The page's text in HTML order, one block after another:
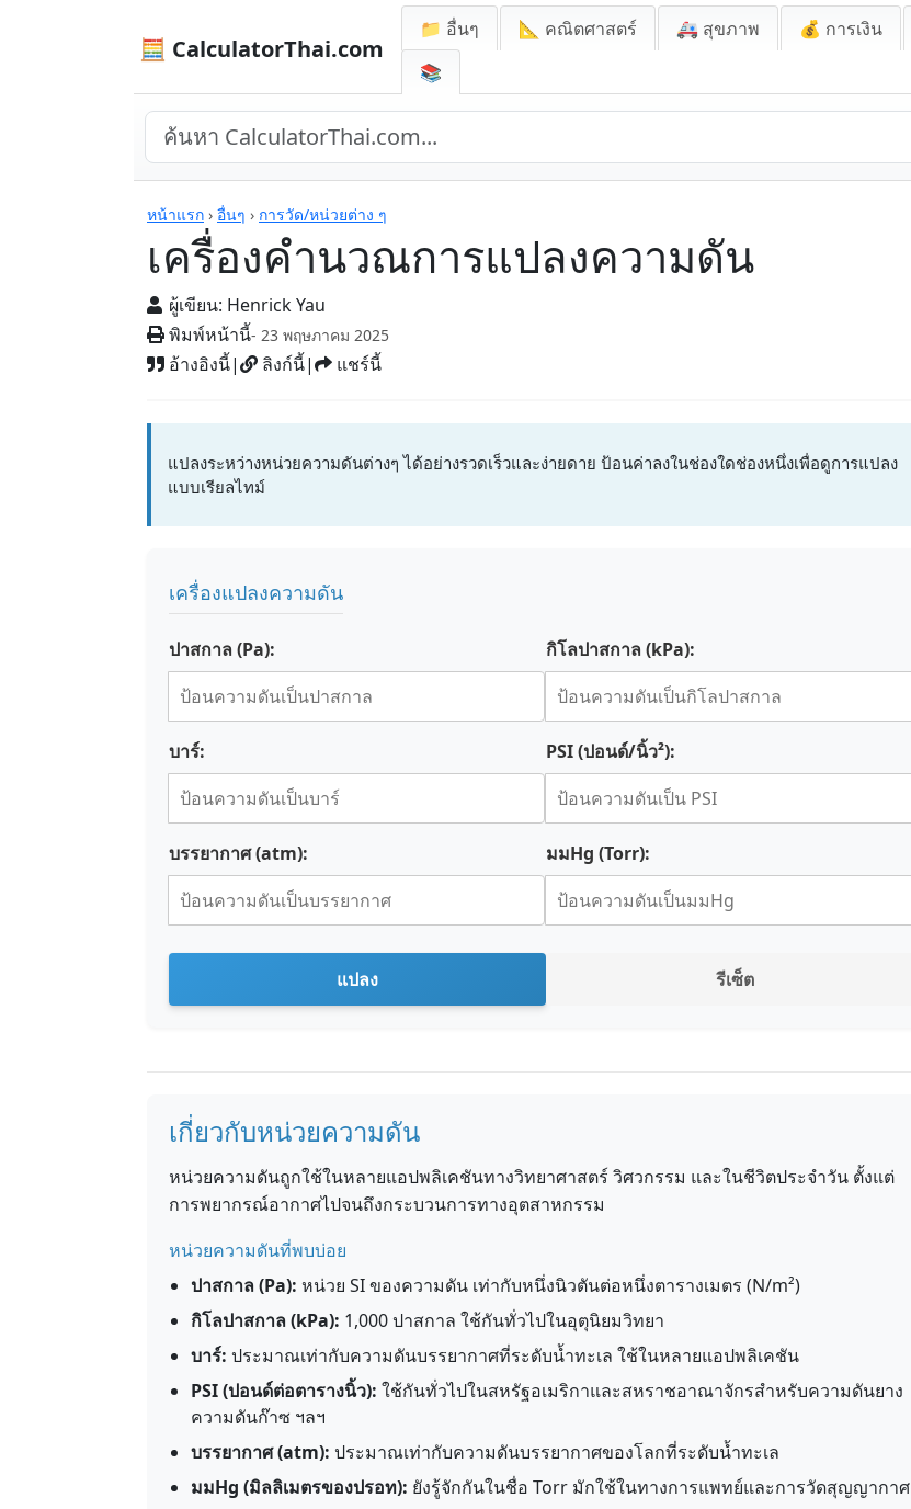
🧮 CalculatorThai.com
📁 อื่นๆ 📐 คณิตศาสตร์ 🚑 สุขภาพ 💰 การเงิน
📚
หน้าแรก › อื่นๆ › การวัด/หน่วยต่าง ๆ
เครื่องคำนวณการแปลงความดัน
ผู้เขียน: Henrick Yau
พิมพ์หน้านี้- 23 พฤษภาคม 2025
อ้างอิงนี้| ลิงก์นี้| แชร์นี้
เครื่องคิดเลข
แปลงระหว่างหน่วยความดันต่างๆ ได้อย่างรวดเร็วและง่ายดาย ป้อนค่าลงในช่องใดช่องหนึ่งเพื่อดูการแปลง
แบบเรียลไทม์
เครื่องแปลงความดัน
ปาสกาล (Pa): กิโลปาสกาล (kPa):
บาร์: PSI (ปอนด์/นิ้ว²):
บรรยากาศ (atm): มมHg (Torr):
แปลง รีเซ็ต
เกี่ยวกับหน่วยความดัน
หน่วยความดันถูกใช้ในหลายแอปพลิเคชันทางวิทยาศาสตร์ วิศวกรรม และในชีวิตประจำวัน ตั้งแต่
การพยากรณ์อากาศไปจนถึงกระบวนการทางอุตสาหกรรม
หน่วยความดันที่พบบ่อย
ปาสกาล (Pa): หน่วย SI ของความดัน เท่ากับหนึ่งนิวตันต่อหนึ่งตารางเมตร (N/m²)
กิโลปาสกาล (kPa): 1,000 ปาสกาล ใช้กันทั่วไปในอุตุนิยมวิทยา
บาร์: ประมาณเท่ากับความดันบรรยากาศที่ระดับน้ำทะเล ใช้ในหลายแอปพลิเคชัน
PSI (ปอนด์ต่อตารางนิ้ว): ใช้กันทั่วไปในสหรัฐอเมริกาและสหราชอาณาจักรสำหรับความดันยาง
ความดันก๊าซ ฯลฯ
บรรยากาศ (atm): ประมาณเท่ากับความดันบรรยากาศของโลกที่ระดับน้ำทะเล
มมHg (มิลลิเมตรของปรอท): ยังรู้จักกันในชื่อ Torr มักใช้ในทางการแพทย์และการวัดสุญญากาศ